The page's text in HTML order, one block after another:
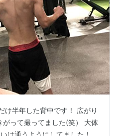
け半年した背中です！ 広がり
がって撮ってました(笑） 大体